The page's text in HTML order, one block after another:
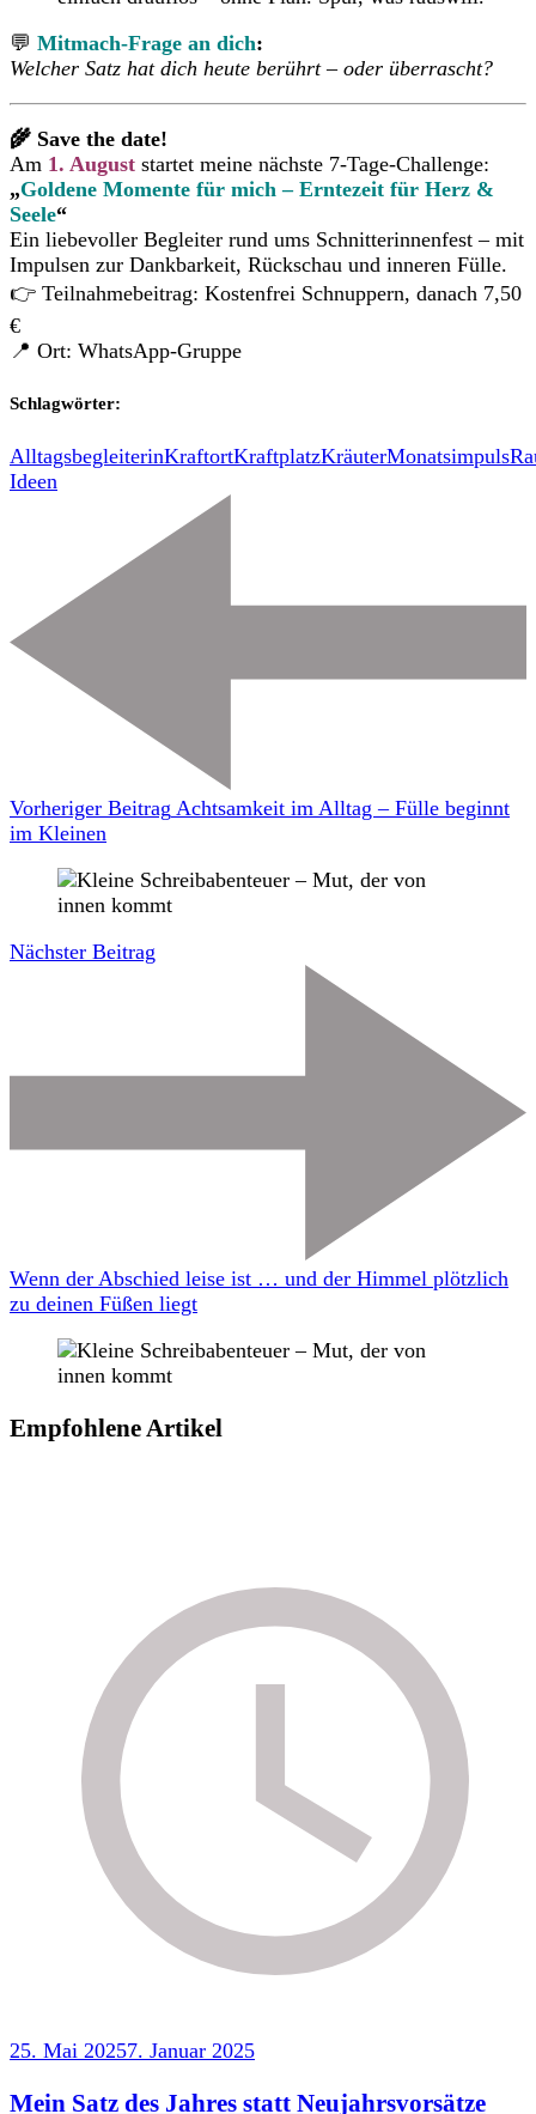
💬 Mitmach-Frage an dich:
Welcher Satz hat dich heute berührt – oder überrascht?
🌾 Save the date!
Am 1. August startet meine nächste 7-Tage-Challenge:
„Goldene Momente für mich – Erntezeit für Herz &
Seele“
Ein liebevoller Begleiter rund ums Schnitterinnenfest – mit
Impulsen zur Dankbarkeit, Rückschau und inneren Fülle.
👉 Teilnahmebeitrag: Kostenfrei Schnuppern, danach 7,50
€
📍 Ort: WhatsApp-Gruppe
Schlagwörter:
AlltagsbegleiterinKraftortKraftplatzKräuterMonatsimpuls
Ideen
Beitragsnavigation
Vorheriger Beitrag Achtsamkeit im Alltag – Fülle beginnt
im Kleinen
Nächster Beitrag
Wenn der Abschied leise ist … und der Himmel plötzlich
zu deinen Füßen liegt
Empfohlene Artikel
25. Mai 20257. Januar 2025
Mein Satz des Jahres statt Neujahrsvorsätze